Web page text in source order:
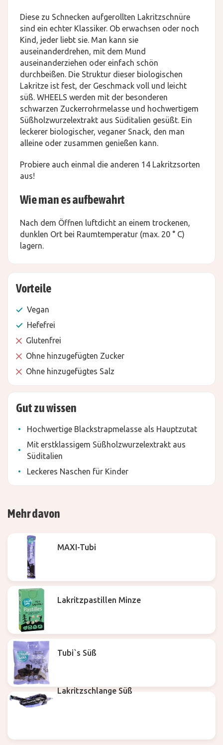
Diese zu Schnecken aufgerollten Lakritzschnüre
sind ein echter Klassiker. Ob erwachsen oder noch
Kind, jeder liebt sie. Man kann sie
auseinanderdrehen, mit dem Mund
auseinanderziehen oder einfach schön
durchbeißen. Die Struktur dieser biologischen
Lakritze ist fest, der Geschmack voll und leicht
süß. WHEELS werden mit der besonderen
schwarzen Zuckerrohrmelasse und hochwertigem
Süßholzwurzelextrakt aus Süditalien gesüßt. Ein
leckerer biologischer, veganer Snack, den man
alleine oder zusammen genießen kann.
Probiere auch einmal die anderen 14 Lakritzsorten
aus!
Wie man es aufbewahrt
Nach dem Öffnen luftdicht an einem trockenen,
dunklen Ort bei Raumtemperatur (max. 20 ° C)
lagern.
Vorteile
Vegan
Hefefrei
Glutenfrei
Ohne hinzugefügten Zucker
Ohne hinzugefügtes Salz
Gut zu wissen
Hochwertige Blackstrapmelasse als Hauptzutat
Mit erstklassigem Süßholzwurzelextrakt aus
Süditalien
Leckeres Naschen für Kinder
Mehr davon
MAXI-Tubi
Lakritzpastillen Minze
Tubi`s Süß
Lakritzschlange Süß